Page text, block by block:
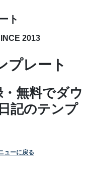
ト
2013
プレート
無料でダウ
記のテンプ
ューに戻る